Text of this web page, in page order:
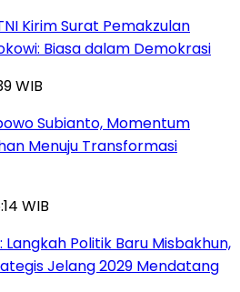
Kirim Surat Pemakzulan
Biasa dalam Demokrasi
WIB
Subianto, Momentum
Menuju Transformasi
WIB
Langkah Politik Baru Misbakhun,
Jelang 2029 Mendatang